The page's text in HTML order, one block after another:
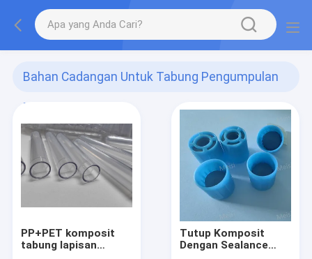
Bahan Cadangan Untuk Tabung Pengumpulan
Darah
(4)
PP+PET komposit
tabung lapisan
Tutup Komposit
Dengan Sealance